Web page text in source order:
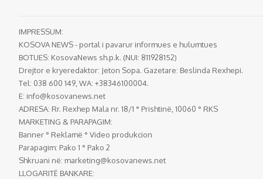
IMPRESSUM:
KOSOVA NEWS - portal i pavarur informues e hulumtues
BOTUES: KosovaNews sh.p.k. (NUI: 811928152)
Drejtor e kryeredaktor: Jeton Sopa. Gazetare: Beslinda Rexhepi.
Tel: 038 600 149, WA: +38346100004.
E: info@kosovanews.net
ADRESA: Rr. Rexhep Mala nr. 18/1 ° Prishtinë, 10060 ° RKS
MARKETING & PARAPAGIM:
Banner ° Reklamë ° Video produkcion
Parapagim: Pako 1 ° Pako 2
Shkruani në: marketing@kosovanews.net
LLOGARITË BANKARE: